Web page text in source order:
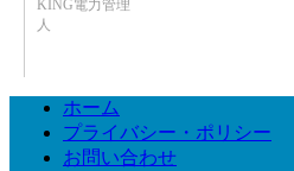
KING電力管理
人
ホーム
プライバシー・ポリシー
お問い合わせ